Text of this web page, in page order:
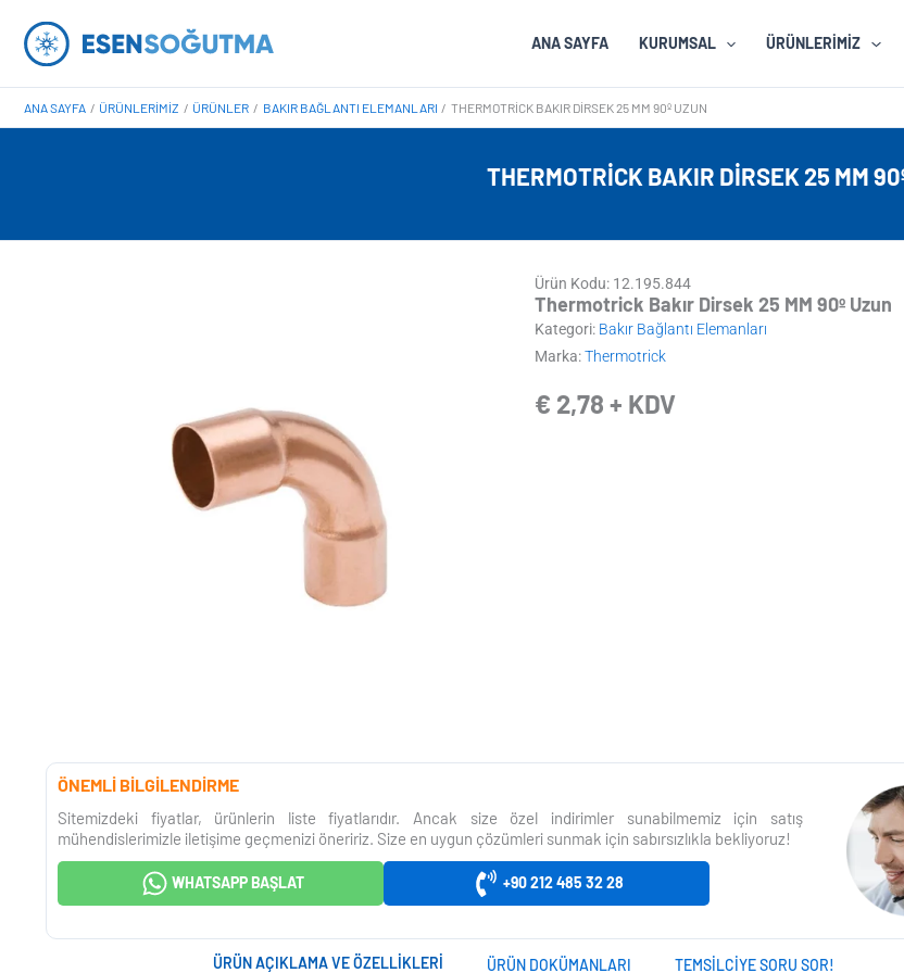
atla
ANA SAYFA KURUMSAL ÜRÜNLERIMIZ
ANA SAYFA ÜRÜNLERIMIZ ÜRÜNLER BAKIR BAĞLANTI ELEMANLARI THERMOTRICK BAKIR DIRSEK 25 MM 90º UZUN
THERMOTRICK BAKIR DIRSEK 25 MM
Ürün Kodu: 12.195.844
Thermotrick Bakır Dirsek 25 MM 90º Uzun
Kategori: Bakır Bağlantı Elemanları
Marka:Thermotrick
€ 2,78 + KDV
ÖNEMLİ BİLGİLENDİRME
Sitemizdeki fiyatlar, ürünlerin liste fiyatlarıdır. Ancak size özel indirimler sunabilmemiz için satış
mühendislerimizle iletişime geçmenizi öneririz. Size en uygun çözümleri sunmak için sabırsızlıkla bekliyoruz!
WHATSAPP BAŞLAT +90 212 485 32 28
ÜRÜN AÇIKLAMA VE ÖZELLIKLERI ÜRÜN DOKÜMANLARI TEMSILCIYE SORU SOR!